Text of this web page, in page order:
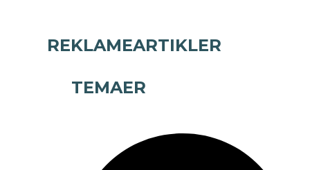
REKLAMEARTIKLER
TEMAER